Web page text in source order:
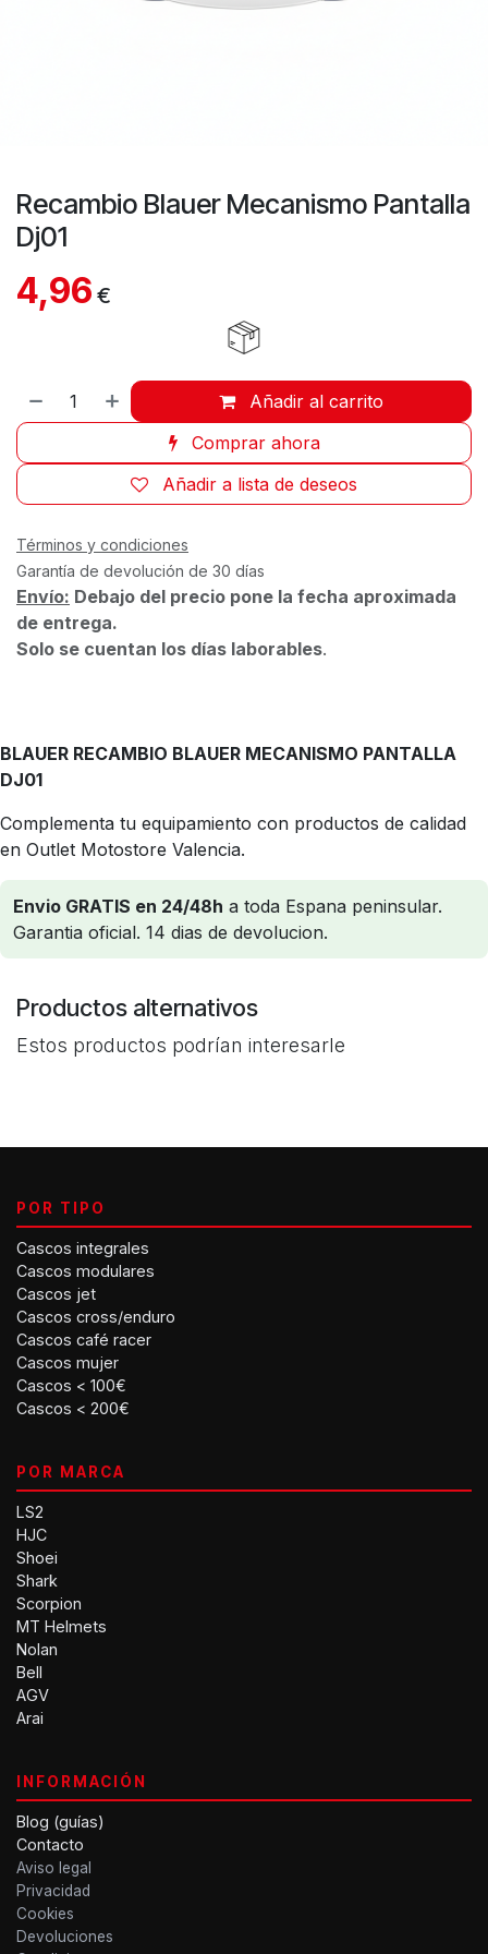
Recambio Blauer Mecanismo Pantalla
Dj01
4,96 €
Añadir al carrito
Comprar ahora
Añadir a lista de deseos
Términos y condiciones
Garantía de devolución de 30 días
Envío: Debajo del precio pone la fecha aproximada
de entrega.
Solo se cuentan los días laborables.
BLAUER RECAMBIO BLAUER MECANISMO PANTALLA
DJ01
Complementa tu equipamiento con productos de calidad
en Outlet Motostore Valencia.
Envio GRATIS en 24/48h a toda Espana peninsular.
Garantia oficial. 14 dias de devolucion.
Productos alternativos
Estos productos podrían interesarle
POR TIPO
Cascos integrales
Cascos modulares
Cascos jet
Cascos cross/enduro
Cascos café racer
Cascos mujer
Cascos < 100€
Cascos < 200€
POR MARCA
LS2
HJC
Shoei
Shark
Scorpion
MT Helmets
Nolan
Bell
AGV
Arai
INFORMACIÓN
Blog (guías)
Contacto
Aviso legal
Privacidad
Cookies
Devoluciones